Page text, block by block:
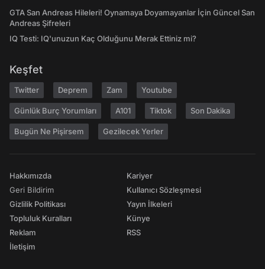
GTA San Andreas Hileleri! Oynamaya Doyamayanlar İçin Güncel San
Andreas Şifreleri
IQ Testi: IQ'unuzun Kaç Olduğunu Merak Ettiniz mi?
Keşfet
Twitter Deprem Zam Youtube
Günlük Burç Yorumları A101 Tiktok Son Dakika
Bugün Ne Pişirsem Gezilecek Yerler
Hakkımızda
Geri Bildirim
Gizlilik Politikası
Topluluk Kuralları
Reklam
İletişim
Kariyer
Kullanıcı Sözleşmesi
Yayın İlkeleri
Künye
RSS